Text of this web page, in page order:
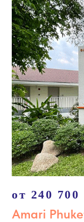
от 240
Amari